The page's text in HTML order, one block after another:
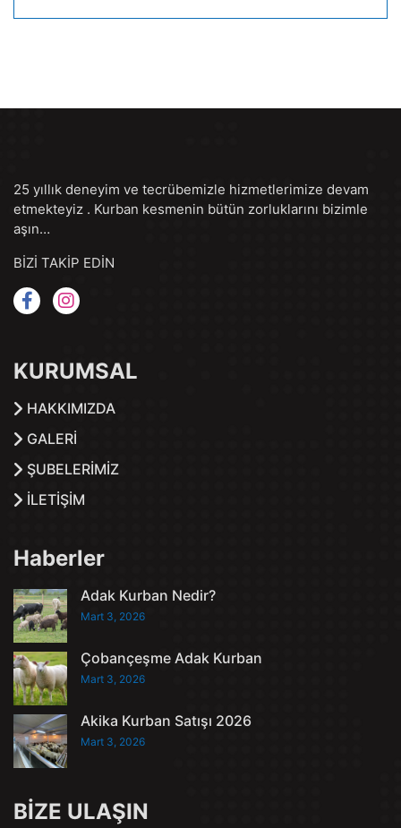
25 yıllık deneyim ve tecrübemizle hizmetlerimize devam
etmekteyiz . Kurban kesmenin bütün zorluklarını bizimle
aşın…
BİZİ TAKİP EDİN
KURUMSAL
HAKKIMIZDA
GALERİ
ŞUBELERİMİZ
İLETİŞİM
Haberler
Adak Kurban Nedir?
Mart 3, 2026
Çobançeşme Adak Kurban
Mart 3, 2026
Akika Kurban Satışı 2026
Mart 3, 2026
BİZE ULAŞIN